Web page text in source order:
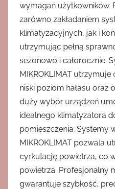
wymagań użytkowników.
zarówno zakładaniem
klimatyzacyjnych, jak i
utrzymując pełną
sezonowo i całorocznie.
MIKROKLIMAT
niski poziom hałasu oraz
duży wybór urządzeń
idealnego klimatyzatora
pomieszczenia. Systemy
MIKROKLIMAT pozwala
cyrkulację powietrza, co
powietrza. Profesjonalny
gwarantuje szybkość,